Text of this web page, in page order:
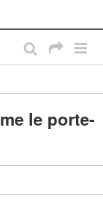
le porte-